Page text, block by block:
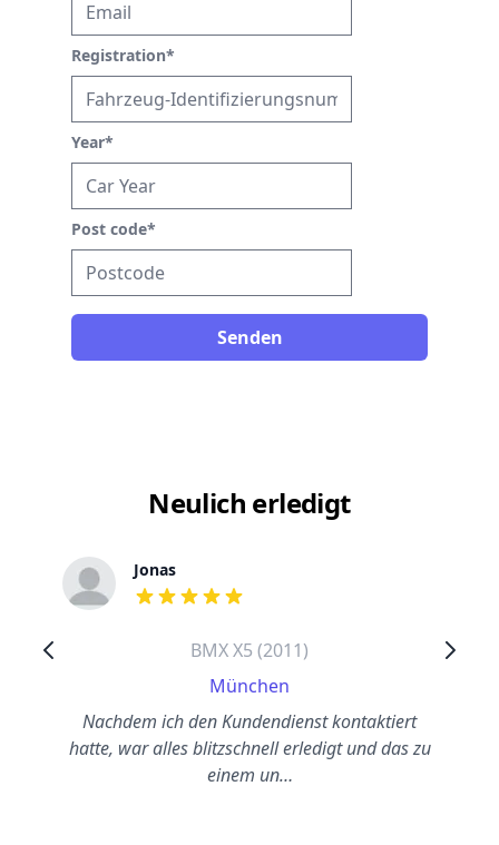
Registration*
Year*
Post code*
Senden
Neulich erledigt
Jonas
out of 5 stars
BMX X5 (2011)
München
Nachdem ich den Kundendienst kontaktiert
hatte, war alles blitzschnell erledigt und das zu
einem un…